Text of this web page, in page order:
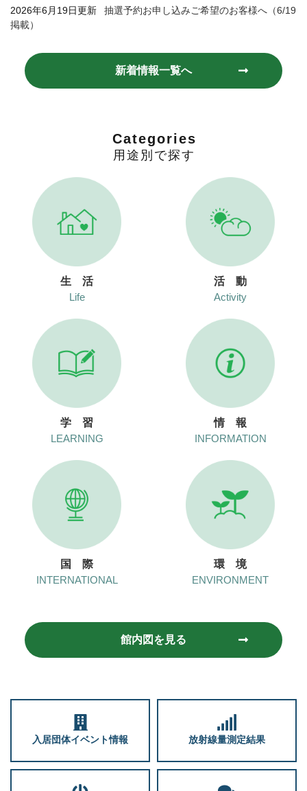
2026年6月19日更新
抽選予約お申し込みご希望のお客様へ（6/19
掲載）
新着情報一覧へ
Categories
用途別で探す
生 活
Life
活 動
Activity
学 習
LEARNING
情 報
INFORMATION
国 際
INTERNATIONAL
環 境
ENVIRONMENT
館内図を見る
入居団体イベント情報 放射線量測定結果